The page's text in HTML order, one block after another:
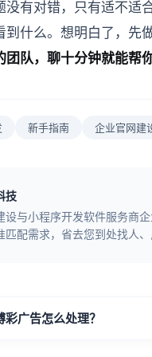
有对错，只有适不适
什么。想明白了，先
队，聊十分钟就能帮
新手指南 企业官网建
技
设与小程序开发软件服务商
匹配需求，省去您到处找人
广告怎么处理？